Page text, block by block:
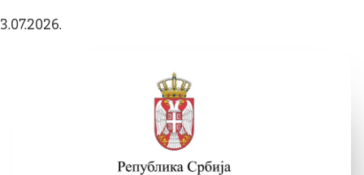
3.07.2026.